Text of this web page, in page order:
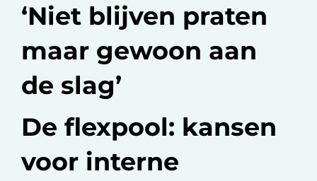
c
b
n
e
‘Niet blijven praten
maar gewoon aan
de slag’
De flexpool: kansen
voor interne